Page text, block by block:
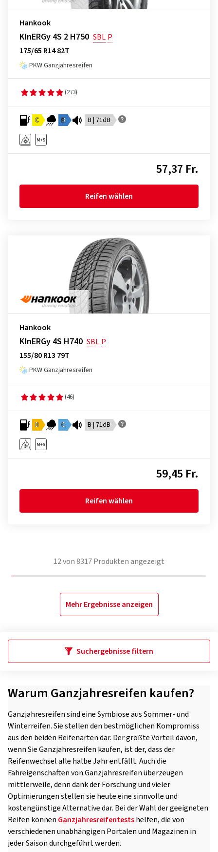
Hankook
KInERGy 4S 2 H750 SBL P
175/65 R14 82T
PKW Ganzjahresreifen
(273)
C B B | 71dB
57,37 Fr.
Reifen wählen
Hankook
KInERGy 4S H740 SBL P
155/80 R13 79T
PKW Ganzjahresreifen
(46)
D C B | 71dB
59,45 Fr.
Reifen wählen
12von8317Produkten angezeigt
Mehr Ergebnisse anzeigen
Suchergebnisse filtern
Warum Ganzjahresreifen kaufen?
Ganzjahresreifen sind eine Symbiose aus Sommer- und
Winterreifen. Sie stellen den bestmöglichen Kompromiss
aus den beiden Reifenarten dar. Der größte Vorteil davon,
wenn Sie Ganzjahresreifen kaufen, ist der, dass der
Reifenwechsel alle halbe Jahr entfällt. Auch die
Fahreigenschaften von Ganzjahresreifen überzeugen
mittlerweile, denn dank der Forschung und vieler
Optimierungen stellen sie heute eine sinnvolle und
kostengünstige Alternative dar. Bei der Wahl der geeigneten
Reifen können Ganzjahresreifentestshelfen, die von
verschiedenen unabhängigen Portalen und Magazinen in
jeder Saison durchgeführt werden.